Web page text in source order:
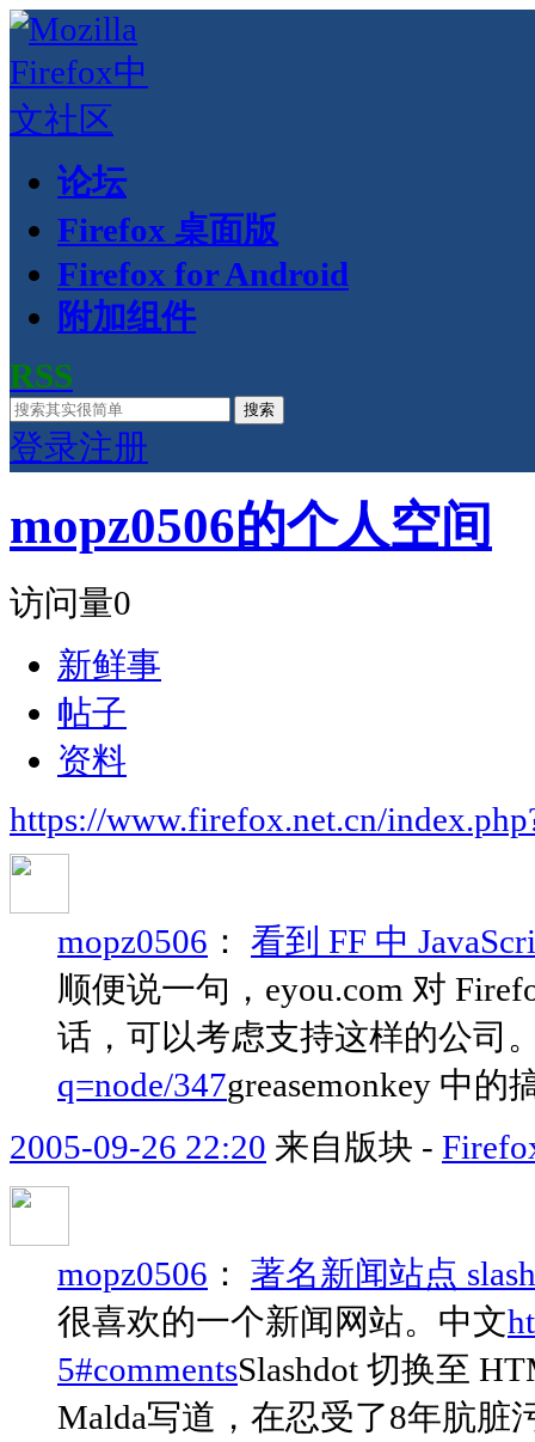
论坛
Firefox 桌面版
Firefox for Android
附加组件
RSS
搜索
登录注册
mopz0506的个人空间
访问量0
新鲜事
帖子
资料
https://www.firefox.net.cn/
mopz0506 ： 看到 FF 中
顺便说一句，eyou.com 对
话，可以考虑支持这样的公司
q=node/347greasemonkey 中的
2005-09-26 22:20 来自版块 -
mopz0506 ： 著名新闻站点
很喜欢的一个新闻网站。中文
5#commentsSlashdot 切换至
Malda写道，在忍受了8年肮